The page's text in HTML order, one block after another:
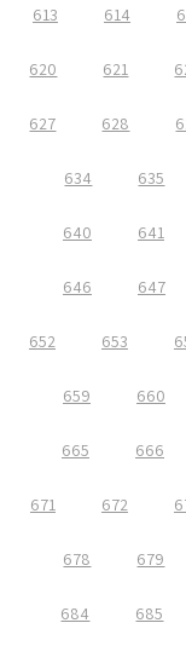
613 614
620 621
627 628
634 635
640 641
646 647
652 653
659 660
665 666
671 672
678 679
684 685